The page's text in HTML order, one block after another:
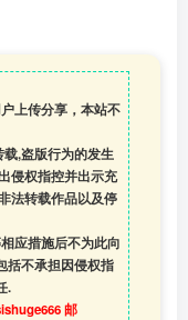
上传分享，本站不
载,盗版行为的发生
侵权指控并出示充
法转载作品以及停
应措施后不为此向
括不承担因侵权指
.
邮